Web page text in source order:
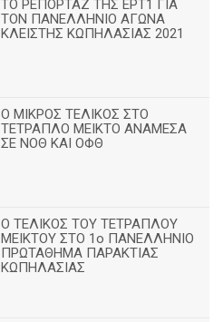
ΤΟ ΡΕΠΟΡΤΑΖ ΤΗΣ ΕΡΤ1 ΓΙΑ
ΤΟΝ ΠΑΝΕΛΛΗΝΙΟ ΑΓΩΝΑ
ΚΛΕΙΣΤΗΣ ΚΩΠΗΛΑΣΙΑΣ 2021
Ο ΜΙΚΡΟΣ ΤΕΛΙΚΟΣ ΣΤΟ
ΤΕΤΡΑΠΛΟ ΜΕΙΚΤΟ ΑΝΑΜΕΣΑ
ΣΕ ΝΟΘ ΚΑΙ ΟΦΘ
Ο ΤΕΛΙΚΟΣ ΤΟΥ ΤΕΤΡΑΠΛΟΥ
ΜΕΙΚΤΟΥ ΣΤΟ 1ο ΠΑΝΕΛΛΗΝΙΟ
ΠΡΩΤΑΘΗΜΑ ΠΑΡΑΚΤΙΑΣ
ΚΩΠΗΛΑΣΙΑΣ